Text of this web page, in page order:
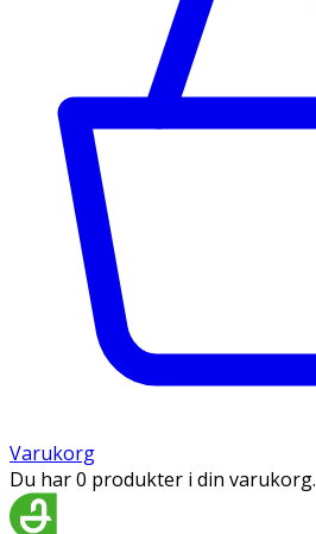
Varukorg
Du har 0 produkter i din varukorg.